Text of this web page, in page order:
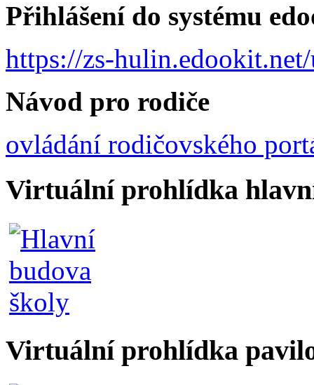
Přihlášení do systému
https://zs-
Návod pro rodiče
ovládání rodičovského
Virtuální prohlídka
Virtuální prohlídka